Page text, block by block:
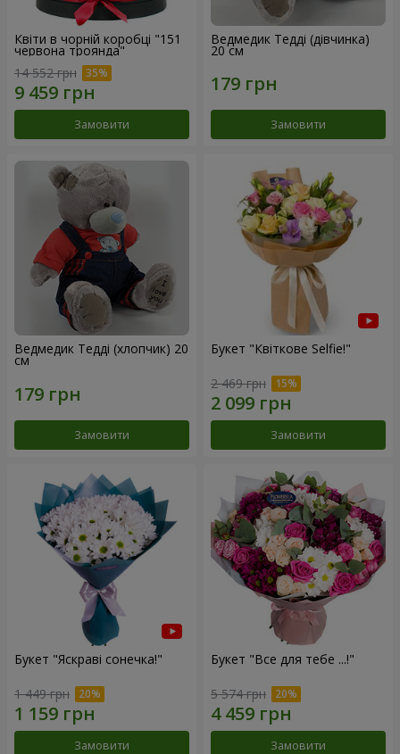
Квіти в чорній коробці "151
червона троянда"
14 552 грн
Замовити
Ведмедик Тедді (дівчинка)
20 см
Замовити
Ведмедик Тедді (хлопчик) 20
см
Замовити
Букет "Квіткове Selfie!"
2 469 грн
Замовити
Букет "Яскраві сонечка!"
1 449 грн
Замовити
Букет "Все для тебе ...!"
5 574 грн
Замовити